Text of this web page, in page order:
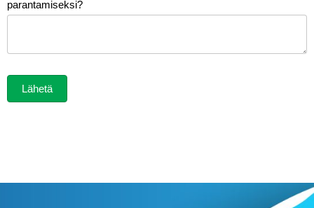
parantamiseksi?
Lähetä